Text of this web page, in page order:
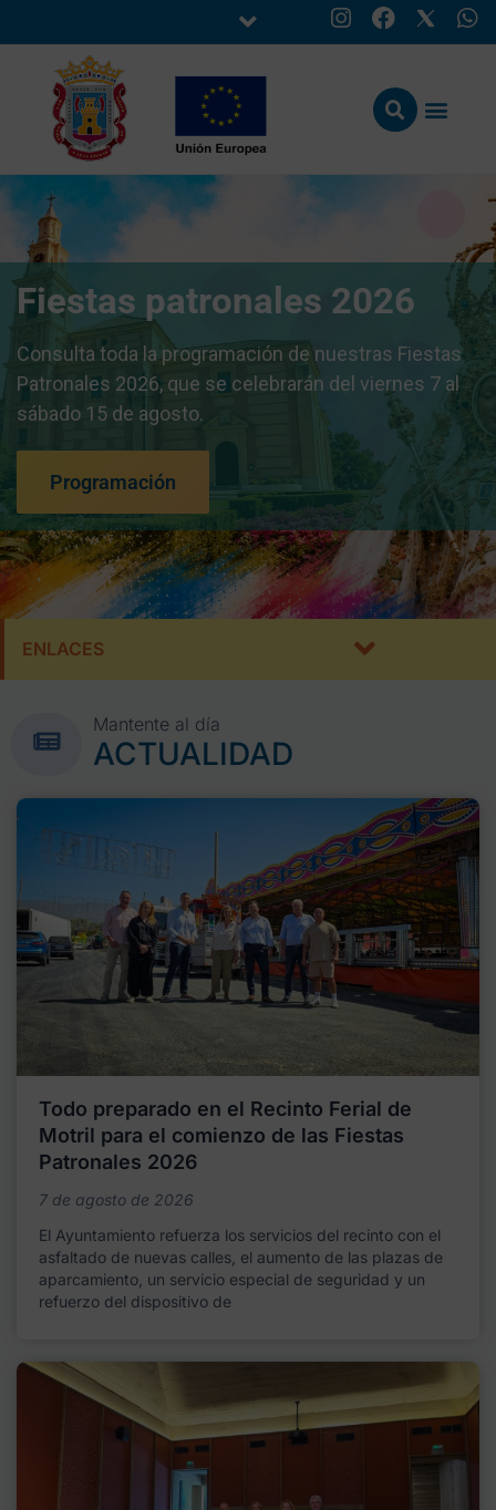
Fiestas patronales 2026
Consulta toda la programación de nuestras Fiestas
Patronales 2026, que se celebrarán del viernes 7 al
sábado 15 de agosto.
Programación
ENLACES
Mantente al día
ACTUALIDAD
Todo preparado en el Recinto Ferial de
Motril para el comienzo de las Fiestas
Patronales 2026
7 de agosto de 2026
El Ayuntamiento refuerza los servicios del recinto con el
asfaltado de nuevas calles, el aumento de las plazas de
aparcamiento, un servicio especial de seguridad y un
refuerzo del dispositivo de